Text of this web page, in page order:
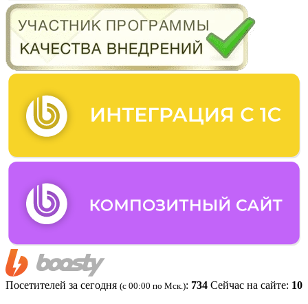
Посетителей за сегодня (c 00:00 по Мск.): 734 Сейчас на сайте: 10